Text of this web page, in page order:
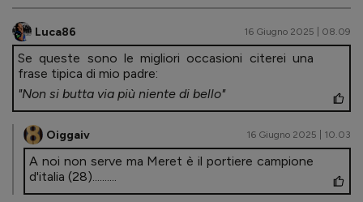
Luca86 16 Giugno 2025 | 08.09
Se queste sono le migliori occasioni citerei una
frase tipica di mio padre:
"Non si butta via più niente di bello"
Oiggaiv 16 Giugno 2025 | 10.03
A noi non serve ma Meret è il portiere campione
d'italia (28)..........